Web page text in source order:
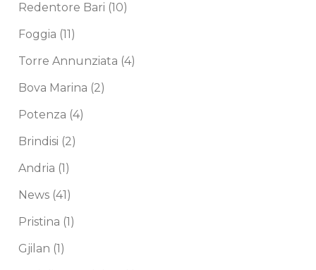
Redentore Bari (10)
Foggia (11)
Torre Annunziata (4)
Bova Marina (2)
Potenza (4)
Brindisi (2)
Andria (1)
News (41)
Pristina (1)
Gjilan (1)